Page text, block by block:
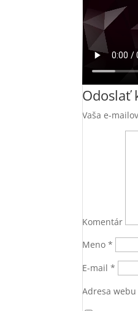
Odoslať
Vaša e-
Komentár
Meno*
E-mail*
Adresa webu